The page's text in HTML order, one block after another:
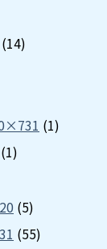
(14)
(1)
(1)
(5)
(55)